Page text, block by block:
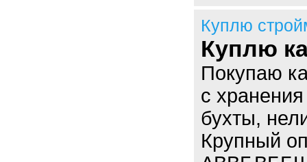
Куплю
Куплю
Покупаю
с
бухты,
Крупный